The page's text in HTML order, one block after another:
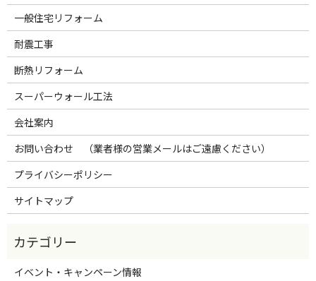
一般住宅リフォーム
耐震工事
断熱リフォーム
スーパーウォール工法
会社案内
お問い合わせ （業者様の営業メールはご遠慮ください）
プライバシーポリシー
サイトマップ
イベント・キャンペーン情報